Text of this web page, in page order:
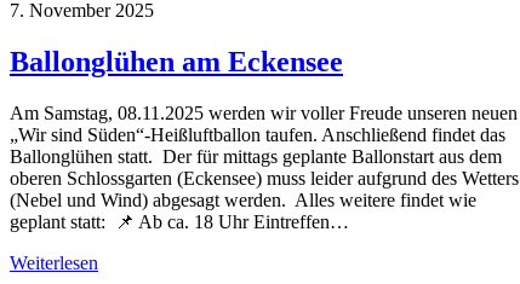
7. November 2025
Ballonglühen am Eckensee
Am Samstag, 08.11.2025 werden wir voller Freude unseren neuen
„Wir sind Süden“-Heißluftballon taufen. Anschließend findet das
Ballonglühen statt. Der für mittags geplante Ballonstart aus dem
oberen Schlossgarten (Eckensee) muss leider aufgrund des Wetters
(Nebel und Wind) abgesagt werden. Alles weitere findet wie
geplant statt: 📌 Ab ca. 18 Uhr Eintreffen…
Weiterlesen